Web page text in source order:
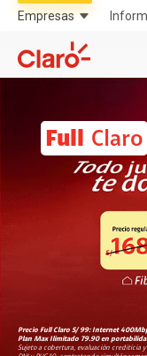
Full Claro
Precio Full Claro S/ 99: Internet
Plan Max Ilimitado 79.90 en
Sujeto a cobertura, evaluación crediticia